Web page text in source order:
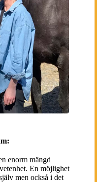
enorm mängd
En möjlighet
men också i det